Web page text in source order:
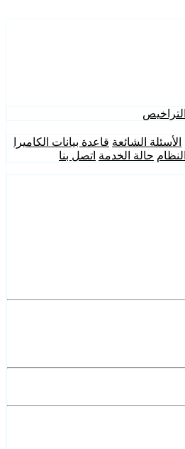
التراخيص
الأسئلة الشائعة قاعدة بيانات الكاميرا
حالة الخدمة اتصل بنا